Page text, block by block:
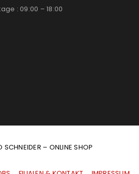
: 09:00 – 18:00
– ONLINE SHOP